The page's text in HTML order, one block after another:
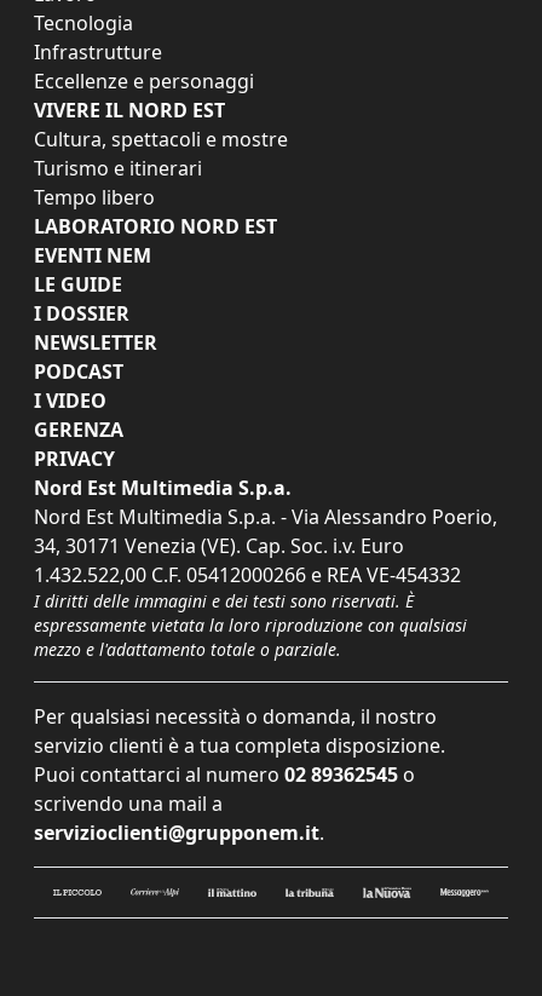
Tecnologia
Infrastrutture
Eccellenze e personaggi
VIVERE IL NORD EST
Cultura, spettacoli e mostre
Turismo e itinerari
Tempo libero
LABORATORIO NORD EST
EVENTI NEM
LE GUIDE
I DOSSIER
NEWSLETTER
PODCAST
I VIDEO
GERENZA
PRIVACY
Nord Est Multimedia S.p.a.
Nord Est Multimedia S.p.a. - Via Alessandro Poerio,
34, 30171 Venezia (VE). Cap. Soc. i.v. Euro
1.432.522,00 C.F. 05412000266 e REA VE-454332
I diritti delle immagini e dei testi sono riservati. È
espressamente vietata la loro riproduzione con qualsiasi
mezzo e l'adattamento totale o parziale.
Per qualsiasi necessità o domanda, il nostro
servizio clienti è a tua completa disposizione.
Puoi contattarci al numero 02 89362545 o
scrivendo una mail a
servizioclienti@grupponem.it.